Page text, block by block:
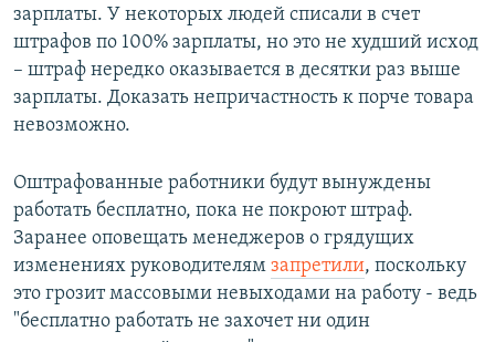
зарплаты. У некоторых людей списали в счет
штрафов по 100% зарплаты, но это не худший исход
– штраф нередко оказывается в десятки раз выше
зарплаты. Доказать непричастность к порче товара
невозможно.
Оштрафованные работники будут вынуждены
работать бесплатно, пока не покроют штраф.
Заранее оповещать менеджеров о грядущих
изменениях руководителям запретили, поскольку
это грозит массовыми невыходами на работу - ведь
"бесплатно работать не захочет ни один